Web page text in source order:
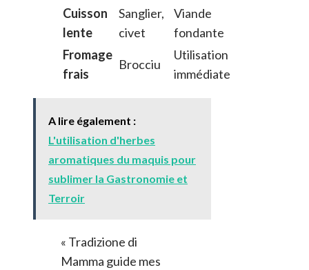
Cuisson
lente
Sanglier,
civet
Viande
fondante
Fromage
frais
Brocciu
Utilisation
immédiate
A lire également :
L'utilisation d'herbes
aromatiques du maquis pour
sublimer la Gastronomie et
Terroir
« Tradizione di
Mamma guide mes